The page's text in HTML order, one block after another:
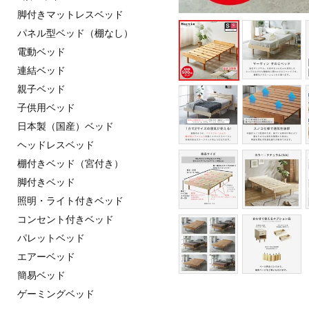
脚付きマットレスベッド
パネル型ベッド（棚なし）
電動ベッド
連結ベッド
親子ベッド
子供用ベッド
日本製（国産）ベッド
ヘッドレスベッド
棚付きベッド（宮付き）
脚付きベッド
照明・ライト付きベッド
コンセント付きベッド
パレットベッド
エアーベッド
簡易ベッド
ゲーミングベッド